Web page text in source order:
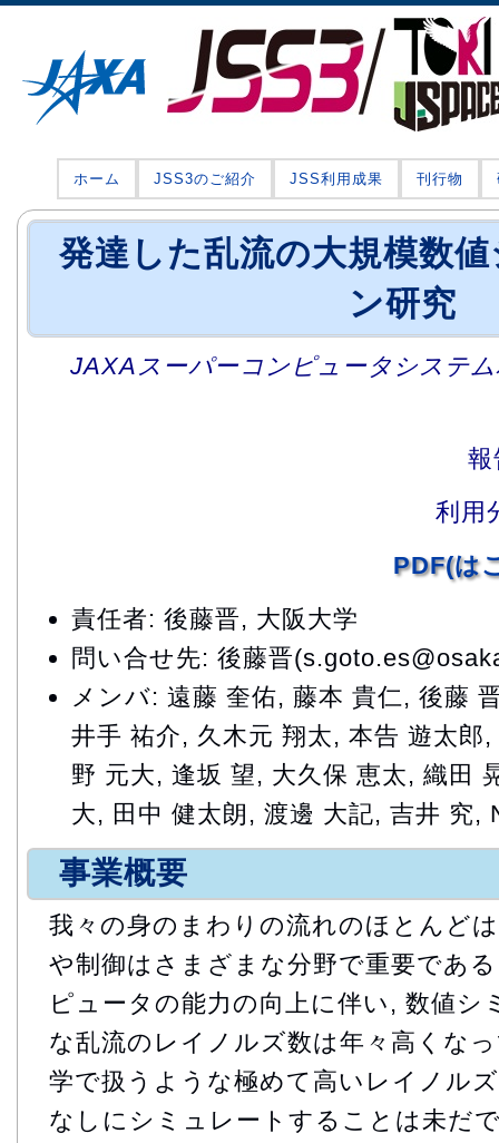
ホーム JSS3のご紹介 JSS利用成果 刊行物
発達した乱流の大規模数
ン研究
JAXAスーパーコンピュータシステ
報
利用
PDF(は
責任者: 後藤晋, 大阪大学
問い合せ先: 後藤晋
メンバ: 遠藤 奎佑, 藤本 貴仁, 後藤
井手 祐介, 久木元 翔太, 本告 遊太郎
野 元大, 逢坂 望, 大久保 恵太, 織田
大, 田中 健太朗, 渡邊 大記, 吉井 究,
事業概要
我々の身のまわりの流れのほとんど
や制御はさまざまな分野で重要であ
ピュータの能力の向上に伴い, 数値シ
な乱流のレイノルズ数は年々高くな
学で扱うような極めて高いレイノル
なしにシミュレートすることは未だ